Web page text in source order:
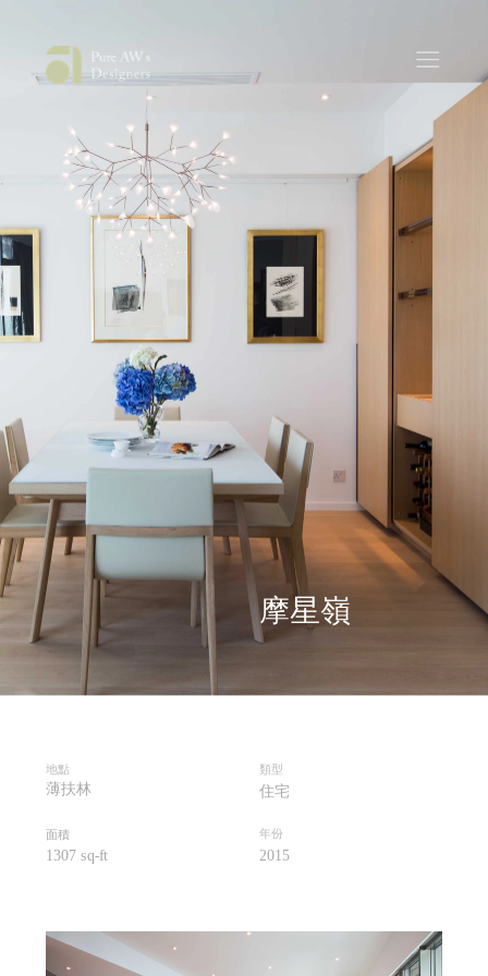
地點 類型
薄扶林 住宅
年份
面積
1307 sq-ft 2015
摩星嶺